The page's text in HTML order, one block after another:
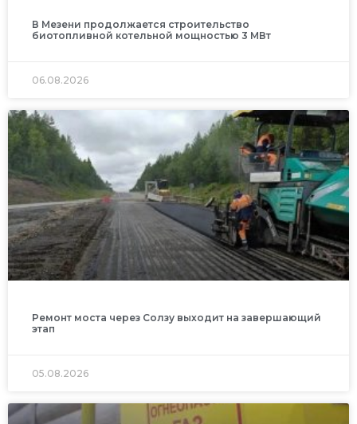
В Мезени продолжается строительство
биотопливной котельной мощностью 3 МВт
06.08.2026
Ремонт моста через Солзу выходит на завершающий
этап
05.08.2026